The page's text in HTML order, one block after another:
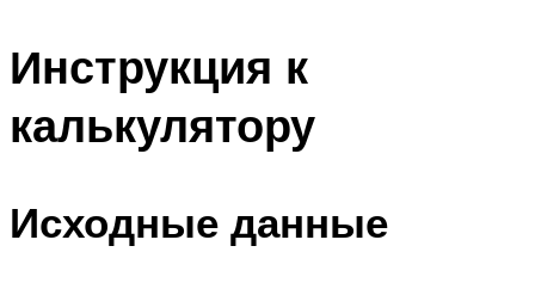
Инструкция к
калькулятору
Исходные данные